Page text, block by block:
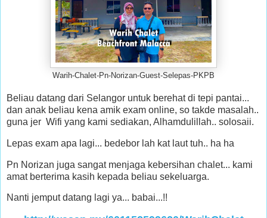
Warih-Chalet-Pn-Norizan-Guest-Selepas-PKPB
Beliau datang dari Selangor untuk berehat di tepi pantai...
dan anak beliau kena amik exam online, so takde masalah..
guna jer Wifi yang kami sediakan, Alhamdulillah.. solosaii.
Lepas exam apa lagi... bedebor lah kat laut tuh.. ha ha
Pn Norizan juga sangat menjaga kebersihan chalet... kami
amat berterima kasih kepada beliau sekeluarga.
Nanti jemput datang lagi ya... babai...!!